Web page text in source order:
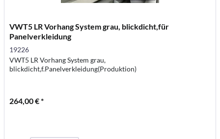
VWT5 LR Vorhang System grau, blickdicht,für
Panelverkleidung
19226
VWT5 LR Vorhang System grau,
blickdicht,f.Panelverkleidung(Produktion)
264,00 € *